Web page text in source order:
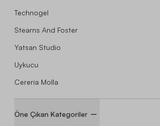
Technogel
Stearns And Foster
Yatsan Studio
Uykucu
Cereria Molla
Öne Çıkan Kategoriler